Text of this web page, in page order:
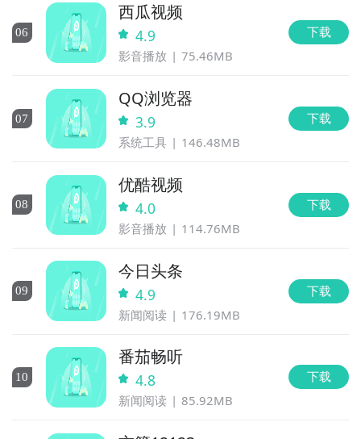
06
西瓜视频
4.9
影音播放 75.46MB
下载
07
QQ浏览器
3.9
系统工具 146.48MB
下载
08
优酷视频
4.0
影音播放 114.76MB
下载
09
今日头条
4.9
新闻阅读 176.19MB
下载
10
番茄畅听
4.8
新闻阅读 85.92MB
下载